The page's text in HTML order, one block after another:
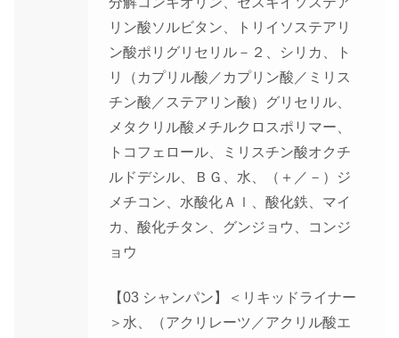
リン酸ソルビタン、トリイソステアリ
ン酸ポリグリセリル－２、シリカ、ト
リ（カプリル酸／カプリン酸／ミリス
チン酸／ステアリン酸）グリセリル、
メタクリル酸メチルクロスポリマー、
トコフェロール、ミリスチン酸オクチ
ルドデシル、ＢＧ、水、（＋／－）ジ
メチコン、水酸化Ａｌ、酸化鉄、マイ
カ、酸化チタン、グンジョウ、コンジ
ョウ
【03 シャンパン】＜リキッドライナー
＞水、（アクリレーツ／アクリル酸エ